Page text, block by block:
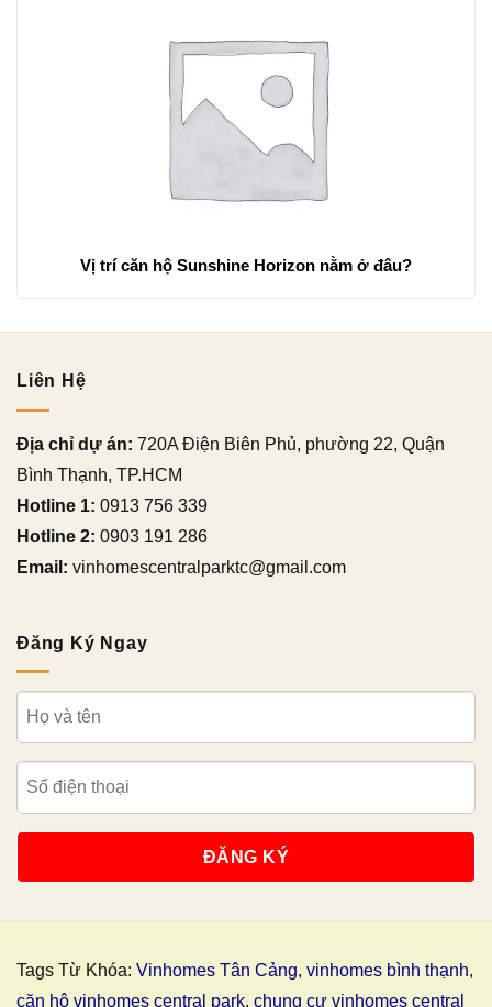
Vị trí căn hộ Sunshine Horizon nằm ở đâu?
Liên Hệ
Địa chỉ dự án: 720A Điện Biên Phủ, phường 22, Quận
Bình Thạnh, TP.HCM
Hotline 1: 0913 756 339
Hotline 2: 0903 191 286
Email: vinhomescentralparktc@gmail.com
Đăng Ký Ngay
Tags Từ Khóa: Vinhomes Tân Cảng, vinhomes bình thạnh,
căn hộ vinhomes central park, chung cư vinhomes central